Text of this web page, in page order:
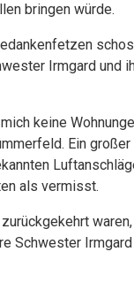
bringen würde.
Irmgard und
keine
Ein
als vermisst.
Schwester